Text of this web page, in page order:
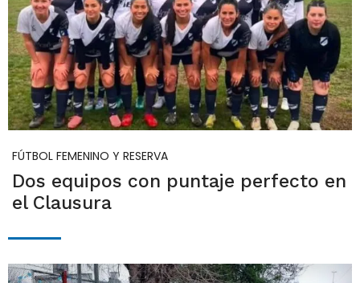
FÚTBOL FEMENINO Y RESERVA
Dos equipos con puntaje perfecto en
el Clausura